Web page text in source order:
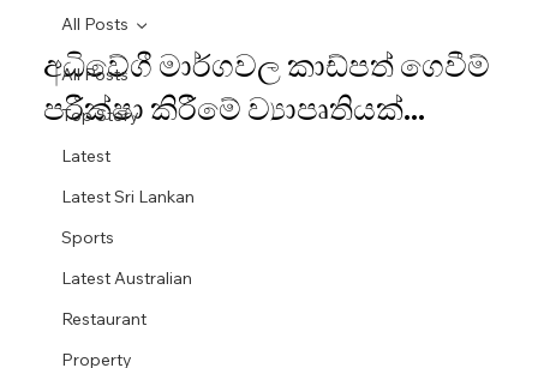
All Posts
Top Story
Latest
Latest Sri Lankan
Sports
Latest Australian
Restaurant
Property
All Posts
අධිවේගී මාර්ගවල කාඩ්පත් ගෙවීම්
පරීක්ෂා කිරීමේ ව්‍යාපෘතියක්...